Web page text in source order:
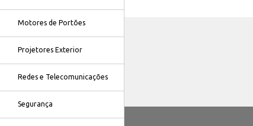
Motores de Portões
Projetores Exterior
Redes e Telecomunicações
Segurança